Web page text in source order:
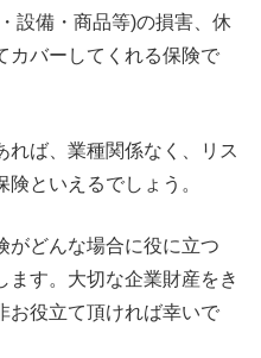
設備・商品等)の損害、休
カバーしてくれる保険で
れば、業種関係なく、リス
といえるでしょう。
がどんな場合に役に立つ
ます。大切な企業財産をき
お役立て頂ければ幸いで